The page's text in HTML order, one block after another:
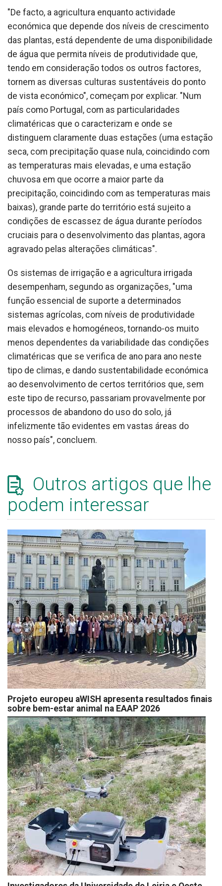
"De facto, a agricultura enquanto actividade
económica que depende dos níveis de crescimento
das plantas, está dependente de uma disponibilidade
de água que permita níveis de produtividade que,
tendo em consideração todos os outros factores,
tornem as diversas culturas sustentáveis do ponto
de vista económico", começam por explicar. "Num
país como Portugal, com as particularidades
climatéricas que o caracterizam e onde se
distinguem claramente duas estações (uma estação
seca, com precipitação quase nula, coincidindo com
as temperaturas mais elevadas, e uma estação
chuvosa em que ocorre a maior parte da
precipitação, coincidindo com as temperaturas mais
baixas), grande parte do território está sujeito a
condições de escassez de água durante períodos
cruciais para o desenvolvimento das plantas, agora
agravado pelas alterações climáticas".
Os sistemas de irrigação e a agricultura irrigada
desempenham, segundo as organizações, "uma
função essencial de suporte a determinados
sistemas agrícolas, com níveis de produtividade
mais elevados e homogéneos, tornando-os muito
menos dependentes da variabilidade das condições
climatéricas que se verifica de ano para ano neste
tipo de climas, e dando sustentabilidade económica
ao desenvolvimento de certos territórios que, sem
este tipo de recurso, passariam provavelmente por
processos de abandono do uso do solo, já
infelizmente tão evidentes em vastas áreas do
nosso país", concluem.
Outros artigos que lhe
podem interessar
Projeto europeu aWISH apresenta resultados finais
sobre bem-estar animal na EAAP 2026